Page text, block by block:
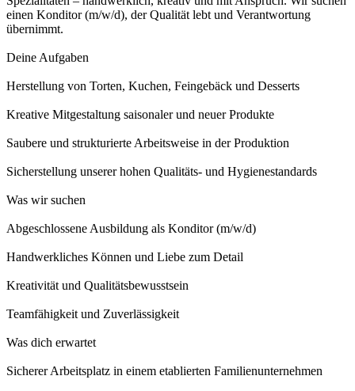
einen Konditor (m/w/d), der Qualität lebt und Verantwortung
übernimmt.
Deine Aufgaben
Herstellung von Torten, Kuchen, Feingebäck und Desserts
Kreative Mitgestaltung saisonaler und neuer Produkte
Saubere und strukturierte Arbeitsweise in der Produktion
Sicherstellung unserer hohen Qualitäts- und Hygienestandards
Was wir suchen
Abgeschlossene Ausbildung als Konditor (m/w/d)
Handwerkliches Können und Liebe zum Detail
Kreativität und Qualitätsbewusstsein
Teamfähigkeit und Zuverlässigkeit
Was dich erwartet
Sicherer Arbeitsplatz in einem etablierten Familienunternehmen